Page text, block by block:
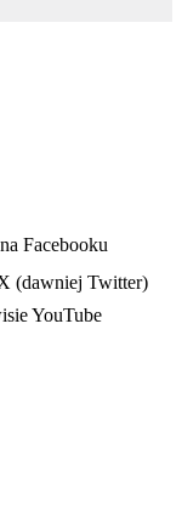
Facebooku
(dawniej Twitter)
YouTube